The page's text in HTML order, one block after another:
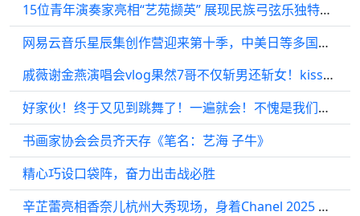
15位青年演奏家亮相“艺苑撷英” 展现民族弓弦乐独特魅力
网易云音乐星辰集创作营迎来第十季，中美日等多国音乐人齐聚杭州
戚薇谢金燕演唱会vlog果然7哥不仅斩男还斩女！kiss这种事情说来就来啊
好家伙！终于又见到跳舞了！一遍就会！不愧是我们初代爱豆！
书画家协会会员齐天存《笔名：艺海 子牛》
精心巧设口袋阵，奋力出击战必胜
辛芷蕾亮相香奈儿杭州大秀现场，身着Chanel 2025 春夏系列，美得时髦自在